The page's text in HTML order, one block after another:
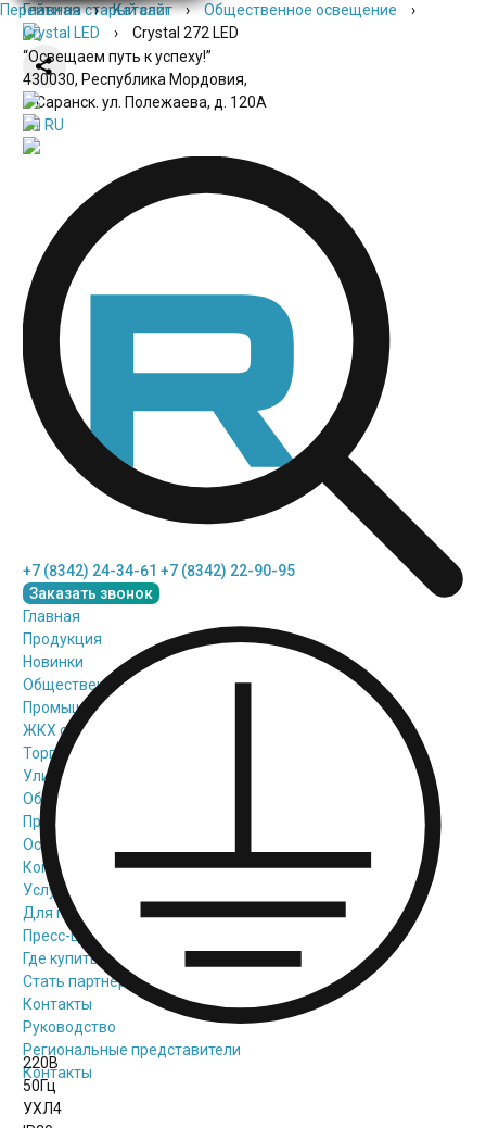
Перейти на старый сайт
“Освещаем путь к успеху!”
430030, Республика Мордовия,
г. Саранск. ул. Полежаева, д. 120А
EN RU
+7 (8342) 24-34-61 +7 (8342) 22-90-95
Заказать звонок
Главная
Продукция
Новинки
Общественное освещение
Промышленное освещение
ЖКХ освещение
Торговое модульное освещение
Уличное освещение
Облучатели
Прожекторное освещение
Освещение информационных и классных досок
Комплектующие для светильников
Услуги
Для проектировщиков
Пресс-центр
Где купить
Стать партнёром
Контакты
Руководство
Региональные представители
Контакты
Главная › Каталог › Общественное освещение
›
Crystal LED
› Crystal 272 LED
220В
50Гц
УХЛ4